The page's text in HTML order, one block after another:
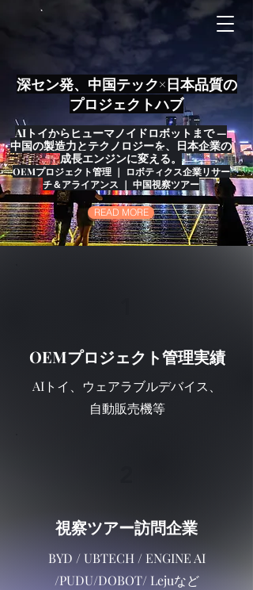
深セン発、中国テック×日本品質の
プロジェクトハブ
AIトイからヒューマノイドロボットまで —
中国の製造力とテクノロジーを、日本企業の
成長エンジンに変える。
OEMプロジェクト管理 ｜ ロボティクス企業リサー
チ＆アライアンス ｜ 中国視察ツアー
READ MORE
OEMプロジェクト管理実績
AIトイ、ウェアラブルデバイス、
自動販売機等
視察ツアー訪問企業
BYD / UBTECH / ENGINE AI
/PUDU/DOBOT/ Lejuなど